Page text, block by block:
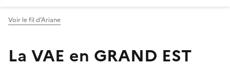
Voir le fil d'Ariane
La VAE en GRAND EST